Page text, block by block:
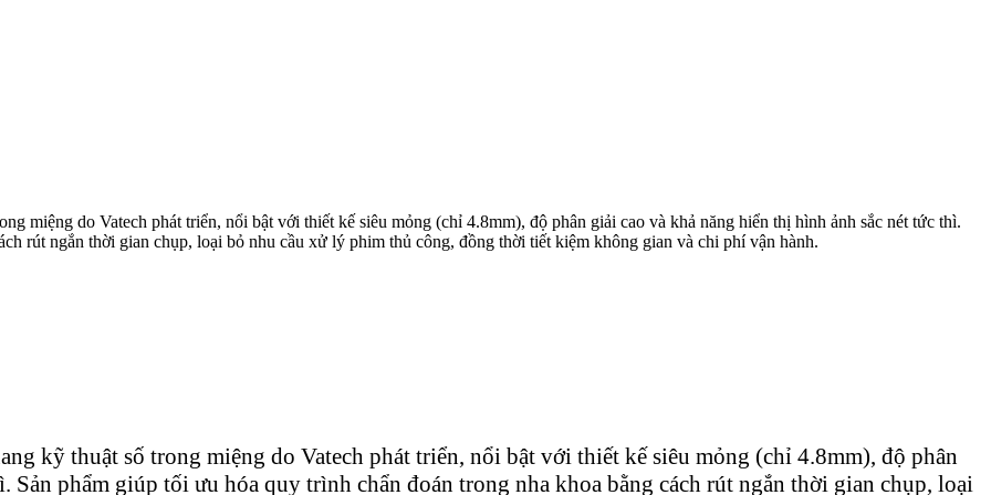
miệng do Vatech phát triển, nổi bật với thiết kế siêu mỏng (chỉ 4.8mm), độ phân giải cao và khả năng hiển thị hình ảnh sắc nét tức thì.
rút ngắn thời gian chụp, loại bỏ nhu cầu xử lý phim thủ công, đồng thời tiết kiệm không gian và chi phí vận hành.
kỹ thuật số trong miệng do Vatech phát triển, nổi bật với thiết kế siêu mỏng (chỉ 4.8mm), độ phân
Sản phẩm giúp tối ưu hóa quy trình chẩn đoán trong nha khoa bằng cách rút ngắn thời gian chụp, loại